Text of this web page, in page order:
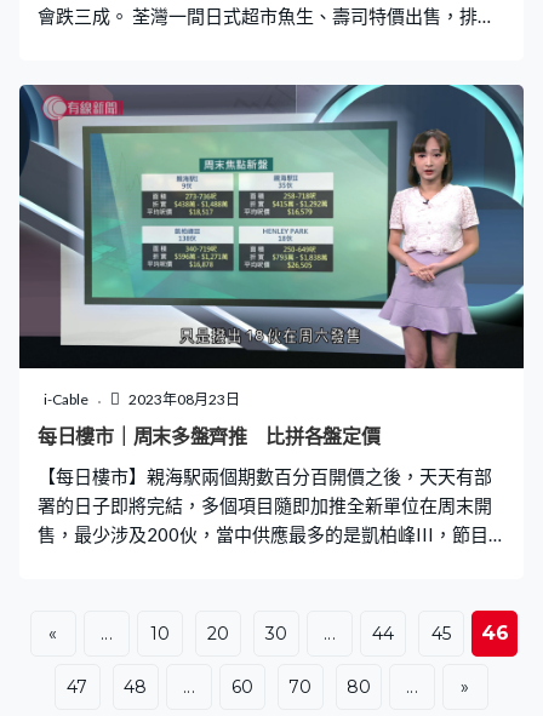
會跌三成。 荃灣一間日式超市魚生、壽司特價出售，排放
友都會擔心，會盡量選擇其他東西。」陳先生︰「人始終
都會死，沒有太大擔心，開心就可以了，不會拒絕吃。」
從事日本水產品批發的供應商就說，預計排放核污水後生
意會再下跌兩至三成。日本水產品批發商高俊傑︰「相信
如果（周四）真的排污水，市民會暫停一停、先觀望一
下，相信最少20%至30%以上，之前（宣布後）已經下跌
兩三成，排水之後相信會再下跌兩三成。」 他說政府檢驗
程序約一至兩小時，影響不大。高俊傑︰「第一個程序是
手提式掃輻射的機，基本上會大範圍看貨物有沒有超標的
情況。第二個程序會抽取貨品去實驗室檢查，這個時間比
我們以前進貨會長了一至兩個小時，他說了貨物沒有問題
才能出貨。如果檢測時間去到數小時以上、影響交貨，到
了餐廳已經用不了這個貨物，已經關門了、到了晚上，可
能就要提前一天訂貨。」 他又說如果短期內日本進口的貨
品沒有檢驗到有問題，相信生意不會再受大的影
i-Cable 2023年08月23日
每日樓市｜周末多盤齊推 比拼各盤定價
【每日樓市】親海駅兩個期數百分百開價之後，天天有部
署的日子即將完結，多個項目隨即加推全新單位在周末開
售，最少涉及200伙，當中供應最多的是凱柏峰III，節目
« ... 10 20 30 ... 44 45 46
47 48 ... 60 70 80 ... »